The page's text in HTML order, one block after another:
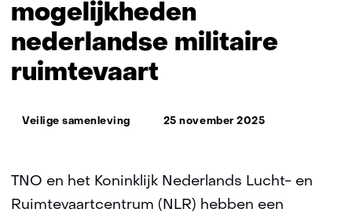
militaire
mogelijkheden
nederlandse militaire
ruimtevaart
Thema:
Veilige samenleving 25 november 2025
TNO en het Koninklijk Nederlands Lucht- en
Ruimtevaartcentrum (NLR) hebben een